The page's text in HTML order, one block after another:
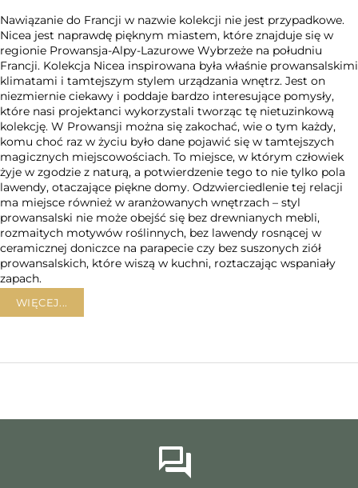
Nawiązanie do Francji w nazwie kolekcji nie jest przypadkowe.
Nicea jest naprawdę pięknym miastem, które znajduje się w
regionie Prowansja-Alpy-Lazurowe Wybrzeże na południu
Francji. Kolekcja Nicea inspirowana była właśnie prowansalskimi
klimatami i tamtejszym stylem urządzania wnętrz. Jest on
niezmiernie ciekawy i poddaje bardzo interesujące pomysły,
które nasi projektanci wykorzystali tworząc tę nietuzinkową
kolekcję. W Prowansji można się zakochać, wie o tym każdy,
komu choć raz w życiu było dane pojawić się w tamtejszych
magicznych miejscowościach. To miejsce, w którym człowiek
żyje w zgodzie z naturą, a potwierdzenie tego to nie tylko pola
lawendy, otaczające piękne domy. Odzwierciedlenie tej relacji
ma miejsce również w aranżowanych wnętrzach – styl
prowansalski nie może obejść się bez drewnianych mebli,
rozmaitych motywów roślinnych, bez lawendy rosnącej w
ceramicznej doniczce na parapecie czy bez suszonych ziół
prowansalskich, które wiszą w kuchni, roztaczając wspaniały
zapach.
WIĘCEJ...